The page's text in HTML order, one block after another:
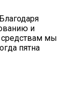
и
мы
пятна